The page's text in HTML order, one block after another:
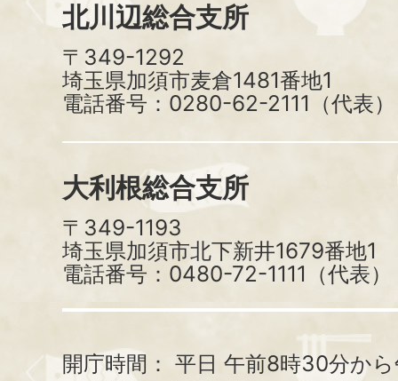
北川辺総合支所
〒349-1292
埼玉県加須市麦倉1481番地1
電話番号：0280-62-2111（代表）
大利根総合支所
〒349-1193
埼玉県加須市北下新井1679番地1
電話番号：0480-72-1111（代表）
開庁時間： 平日 午前8時30分か